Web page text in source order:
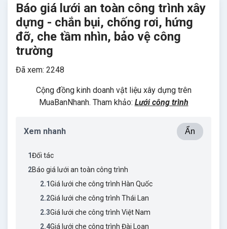
Báo giá lưới an toàn công trình xây
dựng - chắn bụi, chống rơi, hứng
đỡ, che tầm nhìn, bảo vệ công
trường
Đã xem: 2248
Cộng đồng kinh doanh vật liệu xây dựng trên
MuaBanNhanh. Tham khảo: Lưới công trình
Xem nhanh Ẩn
1Đối tác
2Báo giá lưới an toàn công trình
2.1Giá lưới che công trình Hàn Quốc
2.2Giá lưới che công trình Thái Lan
2.3Giá lưới che công trình Việt Nam
2.4Giá lưới che công trình Đài Loan